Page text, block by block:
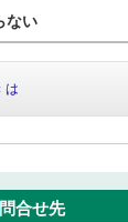
ない
は
合せ先